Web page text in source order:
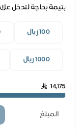
يتيمة بحاجة لتدخل
1000 ريال
14,175